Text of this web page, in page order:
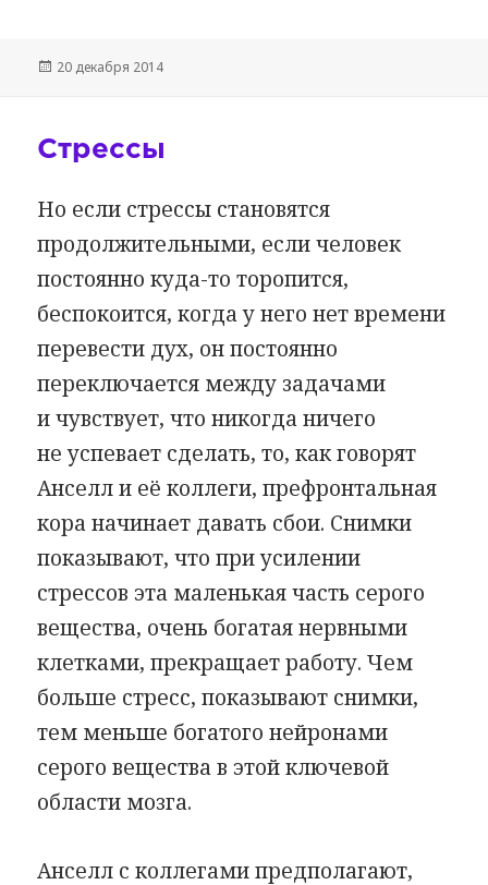
Опубликовано
20 декабря 2014
Стрессы
Но если стрессы становятся
продолжительными, если человек
постоянно куда-то торопится,
беспокоится, когда у него нет времени
перевести дух, он постоянно
переключается между задачами
и чувствует, что никогда ничего
не успевает сделать, то, как говорят
Анселл и её коллеги, префронтальная
кора начинает давать сбои. Снимки
показывают, что при усилении
стрессов эта маленькая часть серого
вещества, очень богатая нервными
клетками, прекращает работу. Чем
больше стресс, показывают снимки,
тем меньше богатого нейронами
серого вещества в этой ключевой
области мозга.
Анселл с коллегами предполагают,